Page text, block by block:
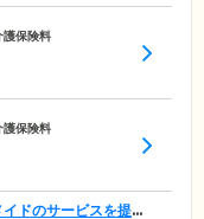
護保険料
護保険料
ドのサービスを提供